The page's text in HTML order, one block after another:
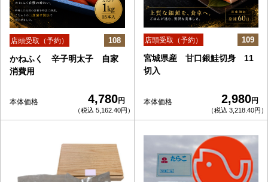
店頭受取（予約） 108
かねふく 辛子明太子 自家
消費用
本体価格 4,780円
（税込 5,162.40円）
店頭受取（予約） 109
宮城県産 甘口銀鮭切身 11
切入
本体価格 2,980円
（税込 3,218.40円）